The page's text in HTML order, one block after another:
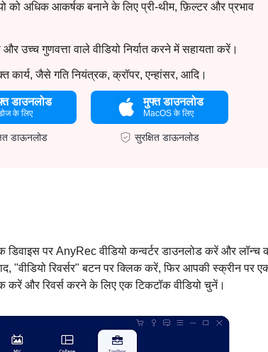
को अधिक आकर्षक बनाने के लिए प्री-थीम, फ़िल्टर और प्रभाव
उच्च गुणवत्ता वाले वीडियो निर्यात करने में सहायता करें।
कार्य, जैसे गति नियंत्रक, क्रॉपर, एन्हांसर, आदि।
डाउनलोड
के लिए
डाऊनलोड
मुफ्त डाउनलोड
MacOS के लिए
सुरक्षित डाऊनलोड
पर AnyRec वीडियो कन्वर्टर डाउनलोड करें और लॉन्च
रिवर्सर" बटन पर क्लिक करें, फिर आपकी स्क्रीन पर
करें और रिवर्स करने के लिए एक टिकटॉक वीडियो चुनें।